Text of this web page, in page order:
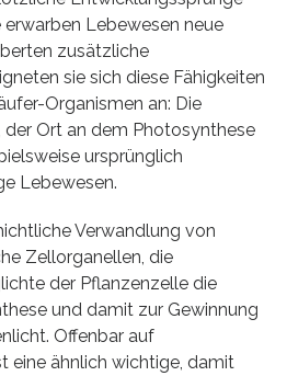
erwarben Lebewesen neue
zusätzliche
sie sich diese Fähigkeiten
Organismen an: Die
der Ort an dem Photosynthese
ursprünglich
Lebewesen.
Verwandlung von
Zellorganellen, die
der Pflanzenzelle die
und damit zur Gewinnung
Offenbar auf
eine ähnlich wichtige, damit